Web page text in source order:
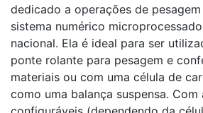
dedicado a operações de
sistema numérico
nacional. Ela é ideal para ser
ponte rolante para pesagem e
materiais ou com uma célula de
como uma balança suspensa.